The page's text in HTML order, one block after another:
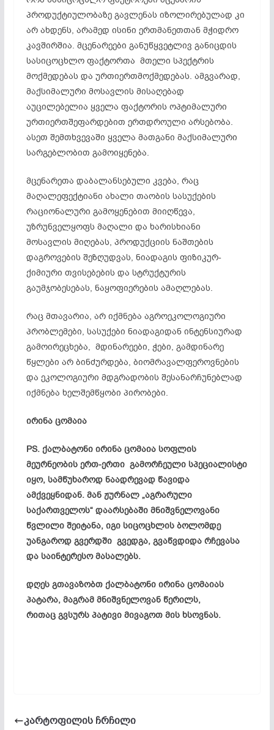
პროდუქტიულობაზე გავლენას იზოლირებულად კი
არ ახდენს, არამედ ისინი ერთმანეთთან მჭიდრო
კავშირშია. მცენარეები განუწყვეტლივ განიცდის
სასიცოცხლო ფაქტორთა მთელი სპექტრის
მოქმედებას და ურთიერთმოქმედებას. ამგვარად,
მაქსიმალური მოსავლის მისაღებად
აუცილებელია ყველა ფაქტორის ოპტიმალური
ურთიერთშეფარდებით ერთდროული არსებობა.
ასეთ შემთხვევაში ყველა მათგანი მაქსიმალური
სარგებლობით გამოიყენება.
მცენარეთა დაბალანსებული კვება, რაც
მაღალეფექტიანი ახალი თაობის სასუქების
რაციონალური გამოყენებით მიიღწევა,
უზრუნველყოფს მაღალი და ხარისხიანი
მოსავლის მიღებას, პროდუქციის ნაშთების
დაგროვების შეზღუდვას, ნიადაგის ფიზიკურ-
ქიმიური თვისებების და სტრუქტურის
გაუმჯობესებას, ნაყოფიერების ამაღლებას.
რაც მთავარია, არ იქმნება აგროეკოლოგიური
პრობლემები, სასუქები ნიადაგიდან ინტენსიურად
გამოირეცხება, მდინარეები, ჭები, გამდინარე
წყლები არ ბინძურდება, ბიომრავალფეროვნების
და ეკოლოგიური მდგრადობის შესანარჩუნებლად
იქმნება ხელშემწყობი პირობები.
ირინა ცომაია
PS. ქალბატონი ირინა ცომაია სოფლის
მეურნეობის ერთ-ერთი გამორჩეული სპეციალისტი
იყო, სამწუხაროდ ნაადრევად წავიდა
ამქვეყნიდან. მან ჟურნალ „აგრარული
საქართველოს“ დაარსებაში მნიშვნელოვანი
წვლილი შეიტანა, იგი სიცოცხლის ბოლომდე
უანგაროდ გვერდში გვედგა, გვაწვდიდა რჩევასა
და საინტერესო მასალებს.
დღეს გთავაზობთ ქალბატონი ირინა ცომაიას
პატარა, მაგრამ მნიშვნელოვან წერილს,
რითაც გვსურს პატივი მივაგოთ მის ხსოვნას.
კარტოფილის ჩრჩილი